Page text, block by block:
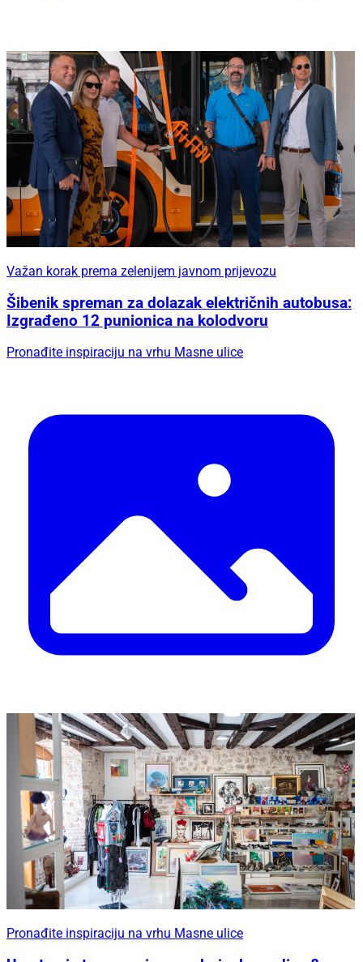
Važan korak prema zelenijem javnom prijevozu
Šibenik spreman za dolazak električnih autobusa:
Izgrađeno 12 punionica na kolodvoru
Pronađite inspiraciju na vrhu Masne ulice
Pronađite inspiraciju na vrhu Masne ulice